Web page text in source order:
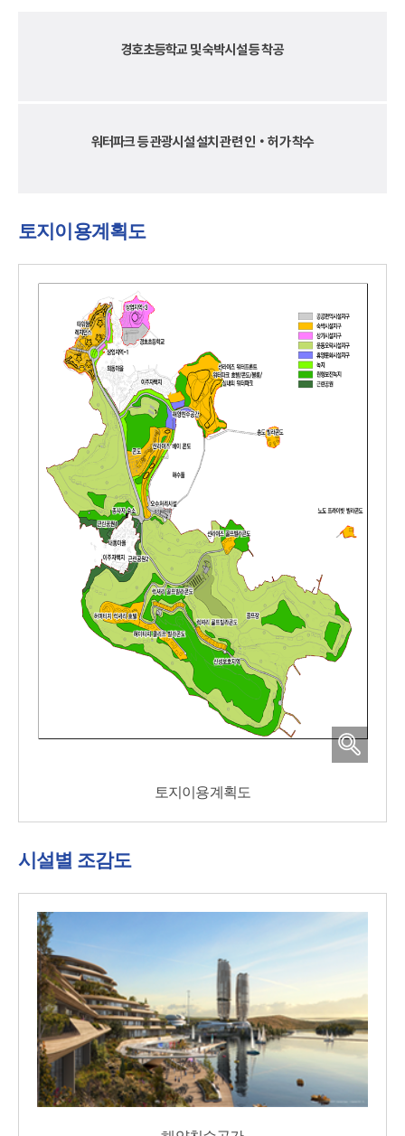
경호초등학교 및 숙박시설 등 착공
워터파크 등 관광시설 설치 관련 인‧허가 착수
토지이용계획도
토지이용계획도
시설별 조감도